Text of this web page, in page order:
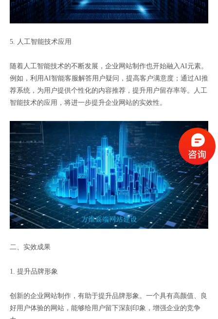
5. 人工智能技术应用
随着人工智能技术的不断发展，企业网站制作也开始融入AI元素。
例如，利用AI智能客服解答用户疑问，提高客户满意度；通过AI推
荐系统，为用户提供个性化的内容推荐，提升用户留存率等。人工
智能技术的应用，将进一步提升企业网站的实效性。
二、实效成果
1. 提升品牌形象
创新的企业网站制作，有助于提升品牌形象。一个具有高颜值、良
好用户体验的网站，能够给用户留下深刻印象，增强企业的竞争